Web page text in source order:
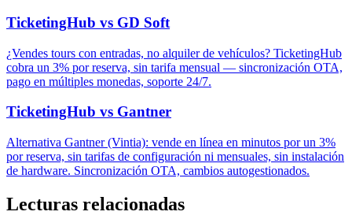
TicketingHub vs GD Soft
¿Vendes tours con entradas, no alquiler de vehículos? TicketingHub
cobra un 3% por reserva, sin tarifa mensual — sincronización OTA,
pago en múltiples monedas, soporte 24/7.
TicketingHub vs Gantner
Alternativa Gantner (Vintia): vende en línea en minutos por un 3%
por reserva, sin tarifas de configuración ni mensuales, sin instalación
de hardware. Sincronización OTA, cambios autogestionados.
Lecturas relacionadas